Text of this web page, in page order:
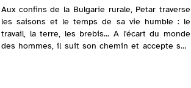
Aux confins de la Bulgarie rurale, Petar traverse
les saisons et le temps de sa vie humble : le
travail, la terre, les brebis... A l'écart du monde
des hommes, il suit son chemin et accepte son